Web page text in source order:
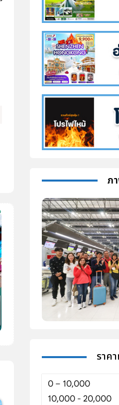
ภ
ราค
0 – 10,000
10,000 - 20,000